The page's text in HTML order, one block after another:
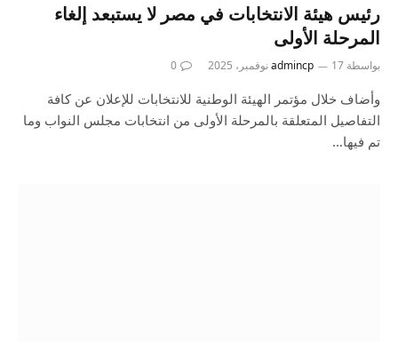
رئيس هيئة الانتخابات في مصر لا يستبعد إلغاء
المرحلة الأولى
بواسطة admincp 17 نوفمبر، 2025 0
وأضاف خلال مؤتمر الهيئة الوطنية للانتخابات للإعلان عن كافة
التفاصيل المتعلقة بالمرحلة الأولى من انتخابات مجلس النواب وما
تم فيها…